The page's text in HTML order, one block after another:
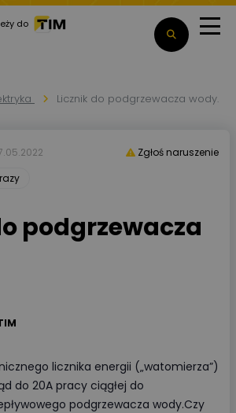
do
Licznik do podgrzewacza wody.
razy
Zgłoś naruszenie
podgrzewacza
licznika energii („watomierza”)
do 20A pracy ciągłej do
podgrzewacza wody.Czy